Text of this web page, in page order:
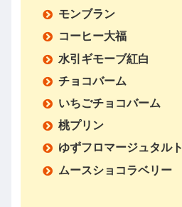
モンブラン
コーヒー大福
水引ギモーブ紅白
チョコバーム
いちごチョコバーム
桃プリン
ゆずフロマージュタルト
ムースショコラベリー